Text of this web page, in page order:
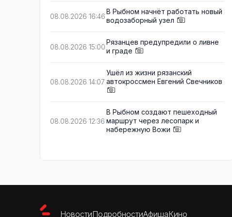
08.08.2026 16:46
В Рыбном начнёт работать новый
водозаборный узел
08.08.2026 15:00
Рязанцев предупредили о ливне
и граде
08.08.2026 14:07
Ушёл из жизни рязанский
автокроссмен Евгений Свечников
08.08.2026 12:36
В Рыбном создают пешеходный
маршрут через лесопарк и
набережную Вожи
НовостиПодробностиАфишаКино